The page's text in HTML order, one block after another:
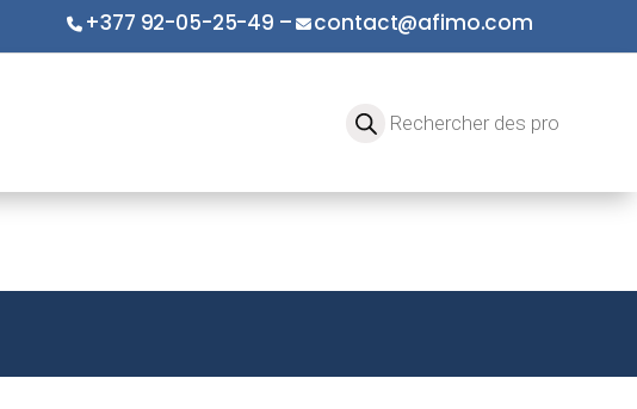
+377 92-05-25-49 – contact@afimo.com